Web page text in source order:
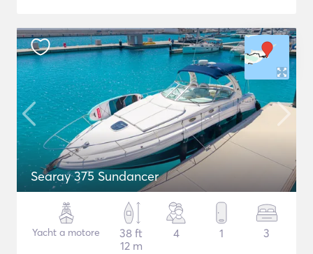
Searay 375 Sundancer
Yacht a motore
38 ft
12 m
4 1 3